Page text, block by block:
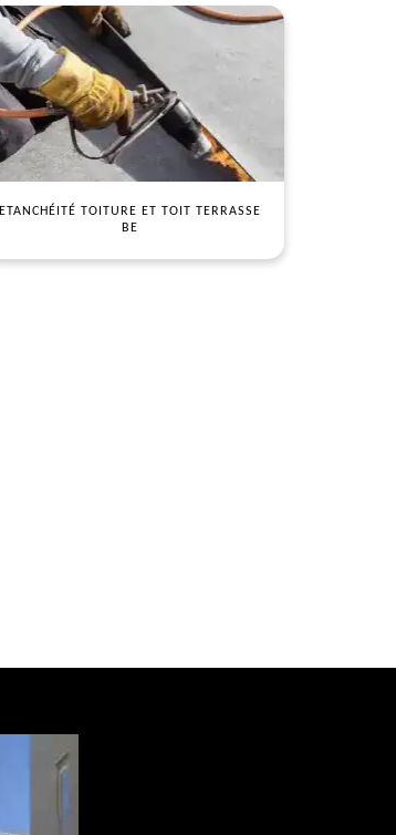
ETANCHÉITÉ TOITURE ET TOIT TERRASSE
BE